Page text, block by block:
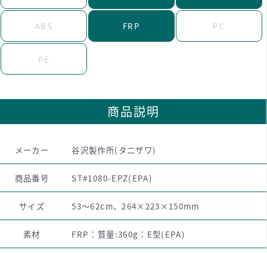
ABS FRP PC
PE
商品説明
メーカー 谷沢製作所(タニザワ)
商品番号 ST#1080-EPZ(EPA)
サイズ 53～62cm、264×223×150mm
素材 FRP：質量:360g：E型(EPA)